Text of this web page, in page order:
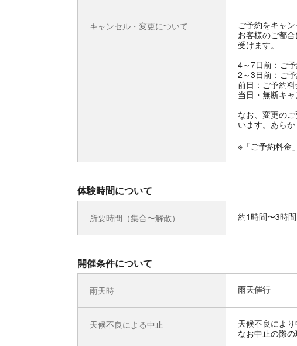
キャンセル・変更について
ご予約をキャ
お客様のご都
受けます。
4～7日前：ご
2～3日前：ご
前日：ご予約
当日・無断キ
なお、変更の
います。あらか
※「ご予約料金
体験時間について
所要時間（集合〜解散） 約1時間〜3時間
開催条件について
雨天時 雨天催行
天候不良による中止
天候不良により
なお中止の際